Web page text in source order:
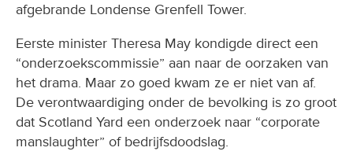
afgebrande Londense Grenfell Tower.
Eerste minister Theresa May kondigde direct een
“onderzoekscommissie” aan naar de oorzaken van
het drama. Maar zo goed kwam ze er niet van af.
De verontwaardiging onder de bevolking is zo groot
dat Scotland Yard een onderzoek naar “corporate
manslaughter” of bedrijfsdoodslag.